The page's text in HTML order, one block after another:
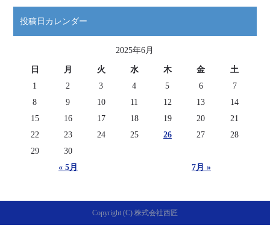
投稿日カレンダー
2025年6月
日 月 火 水 木 金 土
« 5月 7月 »
1 2 3 4 5 6
7
8
9 10 11 12 13
14
15
16 17 18 19 20
21
22
23 24 25 26 27
28
29
30
Copyright (C) 株式会社西匠